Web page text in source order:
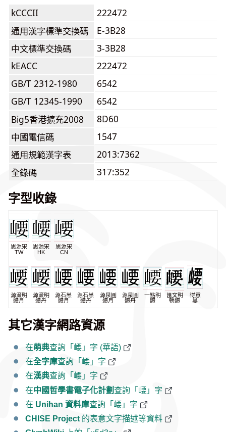
kCCCII
222472
通用漢字標準交換碼
E-3B28
中文標準交換碼
3-3B28
kEACC
222472
GB/T 2312-1980
6542
GB/T 12345-1990
6542
Big5香港擴充2008
8D60
中國電信碼
1547
通用規範漢字表
2013:7362
全錄碼
317:352
字型收錄
思源宋
TW
思源宋
HK
思源宋
CN
源流明
體月
源流明
體丹
源石黑
體月
源石黑
體丹
源泉圓
體月
源泉圓
體丹
一點明
體
匯文明
朝體
得意
黑
其它漢字網路資源
在萌典查詢「崾」字 (華語)
在全字庫查詢「崾」字
在漢典查詢「崾」字
在中國哲學書電子化計劃查詢「崾」字
在 Unihan 資料庫查詢「崾」字
CHISE Project 的表意文字描述等資料